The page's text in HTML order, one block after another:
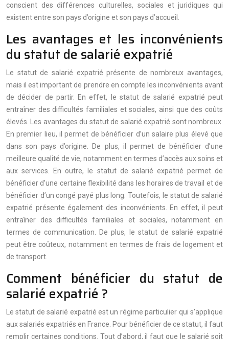
conscient des différences culturelles, sociales et juridiques qui
existent entre son pays d’origine et son pays d’accueil.
Les avantages et les inconvénients
du statut de salarié expatrié
Le statut de salarié expatrié présente de nombreux avantages,
mais il est important de prendre en compte les inconvénients avant
de décider de partir. En effet, le statut de salarié expatrié peut
entraîner des difficultés familiales et sociales, ainsi que des coûts
élevés. Les avantages du statut de salarié expatrié sont nombreux.
En premier lieu, il permet de bénéficier d’un salaire plus élevé que
dans son pays d’origine. De plus, il permet de bénéficier d’une
meilleure qualité de vie, notamment en termes d’accès aux soins et
aux services. En outre, le statut de salarié expatrié permet de
bénéficier d’une certaine flexibilité dans les horaires de travail et de
bénéficier d’un congé payé plus long. Toutefois, le statut de salarié
expatrié présente également des inconvénients. En effet, il peut
entraîner des difficultés familiales et sociales, notamment en
termes de communication. De plus, le statut de salarié expatrié
peut être coûteux, notamment en termes de frais de logement et
de transport.
Comment bénéficier du statut de
salarié expatrié ?
Le statut de salarié expatrié est un régime particulier qui s’applique
aux salariés expatriés en France. Pour bénéficier de ce statut, il faut
remplir certaines conditions. Tout d’abord, il faut que le salarié soit